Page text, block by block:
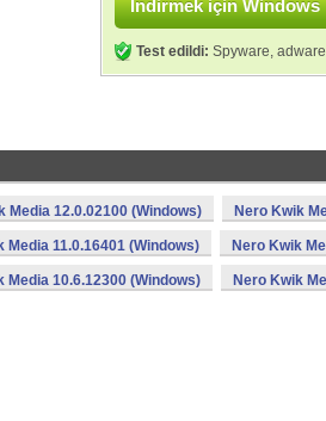
İndirmek için Windows
Test edildi: Spyware,
Media 12.0.02100 (Windows) Nero Kwik
Media 11.0.16401 (Windows) Nero Kwik
Media 10.6.12300 (Windows) Nero Kwik